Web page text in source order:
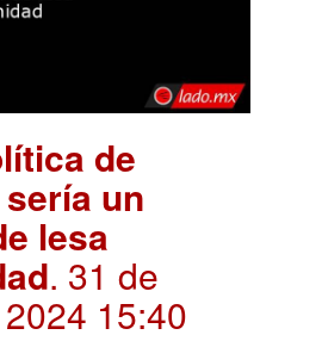
de
un
lesa
. 31 de
15:40